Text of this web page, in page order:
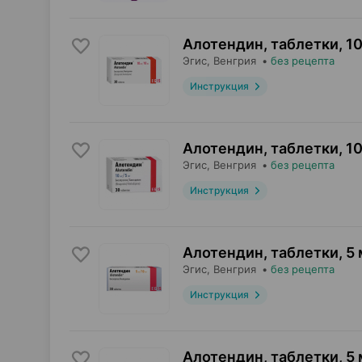
Алотендин, таблетки,
Эгис , Венгрия • без рецепта
Инструкция
Алотендин, таблетки,
Эгис , Венгрия • без рецепта
Инструкция
Алотендин, таблетки, 5
Эгис , Венгрия • без рецепта
Инструкция
Алотендин, таблетки, 5